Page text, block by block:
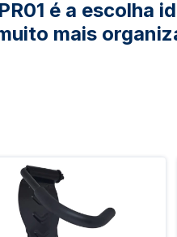
é a escolha
mais